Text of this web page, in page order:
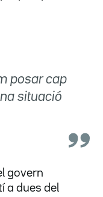
posar cap
situació
govern
a dues del